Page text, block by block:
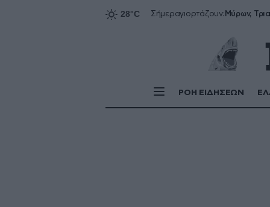
Σήμεραγιορτάζουν:
ΡΟΗ ΕΙΔΗΣΕΩΝ